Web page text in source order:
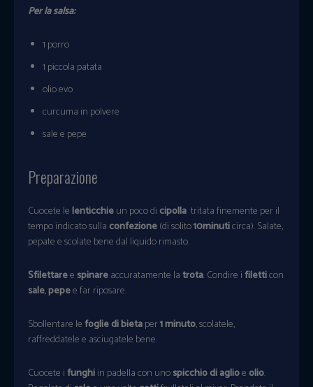
Per la salsa:
1 porro
1 piccola patata
olio evo
curcuma in polvere
sale e pepe
Preparazione
Cuocete lelenticchieun poco dicipolla tritata finemente per il
tempo indicato sullaconfezione(di solito10minuticirca). Salate,
pepate e scolate bene dal liquido rimasto.
Sfilettareespinareaccuratamente latrota. Condire ifiletticon
sale,pepee far riposare.
Sbollentare lefoglie di bietaper1 minuto, scolatele,
raffreddatele e asciugatele bene.
Cuocete ifunghiin padella con unospicchio di aglioeolio.